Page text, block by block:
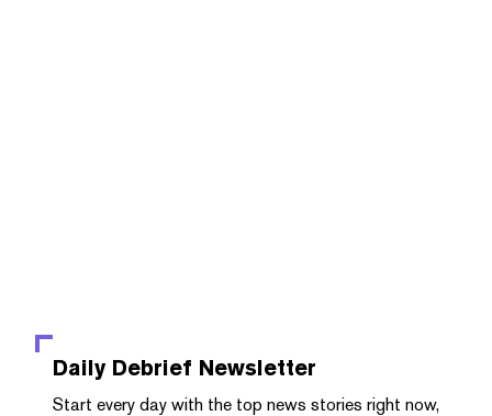
Daily Debrief Newsletter
Start every day with the top news stories right now,